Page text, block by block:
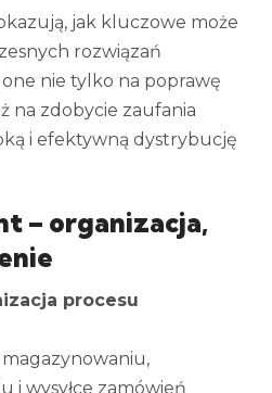
jak kluczowe może
rozwiązań
nie tylko na poprawę
na zdobycie zaufania
i efektywną dystrybucję
– organizacja,
procesu
i wysyłce zamówień